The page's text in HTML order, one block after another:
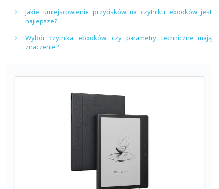
Jakie umiejscowienie przycisków na czytniku ebooków jest
najlepsze?
Wybór czytnika ebooków: czy parametry techniczne mają
znaczenie?